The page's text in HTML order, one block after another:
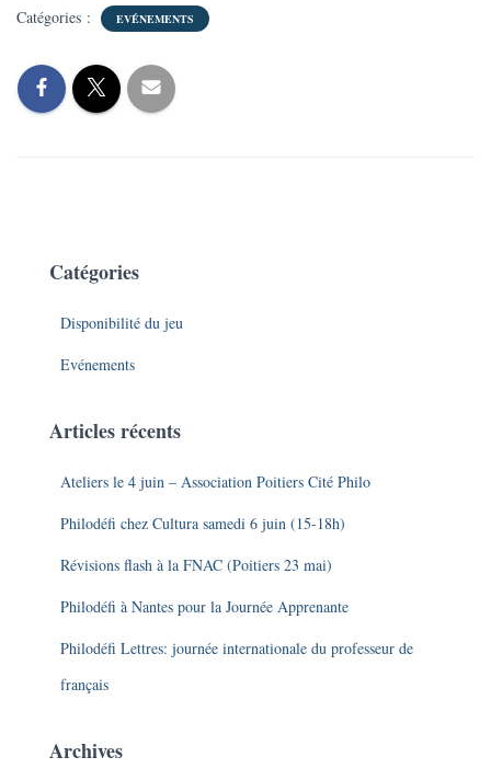
Catégories : EVÉNEMENTS
Catégories
Disponibilité du jeu
Evénements
Articles récents
Ateliers le 4 juin – Association Poitiers Cité Philo
Philodéfi chez Cultura samedi 6 juin (15-18h)
Révisions flash à la FNAC (Poitiers 23 mai)
Philodéfi à Nantes pour la Journée Apprenante
Philodéfi Lettres: journée internationale du professeur de
français
Archives